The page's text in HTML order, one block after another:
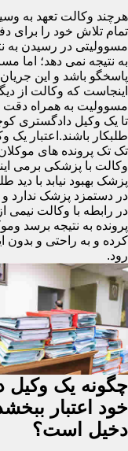
هرچند وکالت تعهد به
تمام تلاش خود را برای
مسوولیتی در رسیدن به
به نتیجه نمی دهد؛ اما
پاسخگو باشد و این
اینجاست که وکالت از
مسوولیت به همراه
تا یک وکیل دادگستری
طلبکار باشند.اعتبار
تک تک پرونده های
وکالت با پزشکی برمی
پزشک بهبود نیابد با دید
در دستمزد پزشک ندارد و
در رابطه با وکالت نیمی
پرونده به نتیجه برسد
کرده و به راحتی و بدون
رود.
چگونه یک وکیل
خود اعتبار
دخیل است؟